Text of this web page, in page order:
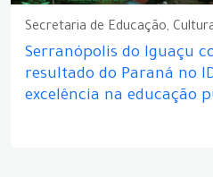
Secretaria de Educação,
Serranópolis do Iguaçu
resultado do Paraná no
excelência na educação